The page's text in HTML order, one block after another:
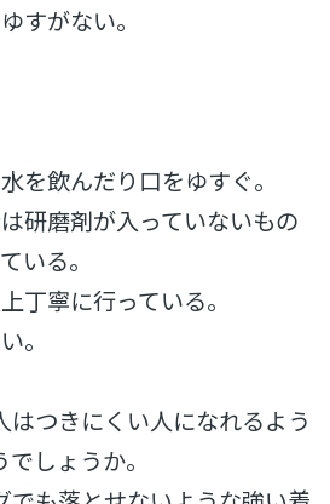
すがない。
を飲んだり口をゆすぐ。
研磨剤が入っていないもの
いる。
丁寧に行っている。
。
はつきにくい人になれるよう
しょうか。